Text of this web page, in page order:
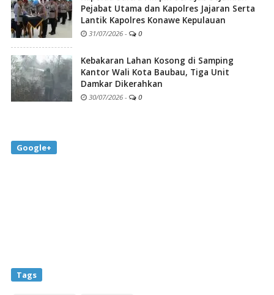
Pejabat Utama dan Kapolres Jajaran Serta
Lantik Kapolres Konawe Kepulauan
31/07/2026 - 0
Kebakaran Lahan Kosong di Samping
Kantor Wali Kota Baubau, Tiga Unit
Damkar Dikerahkan
30/07/2026 - 0
Google+
Tags